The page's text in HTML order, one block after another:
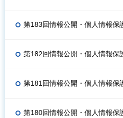
第183回情報公開・個人情報保
第182回情報公開・個人情報保
第181回情報公開・個人情報保
第180回情報公開・個人情報保